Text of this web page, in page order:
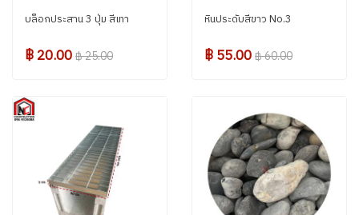
บล็อกประสาน 3 ปุ่ม สีเทา
฿ 20.00฿ 25.00
หินประดับสีขาว No.3
฿ 55.00฿ 60.00